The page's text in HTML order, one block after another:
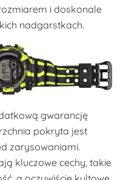
i doskonale
nadgarstkach.
gwarancję
pokryta jest
zarysowaniami.
kluczowe cechy, takie